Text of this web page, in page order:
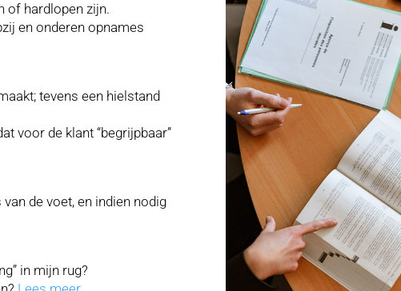
of hardlopen zijn.
en onderen opnames
tevens een hielstand
voor de klant “begrijpbaar”
de voet, en indien nodig
in mijn rug?